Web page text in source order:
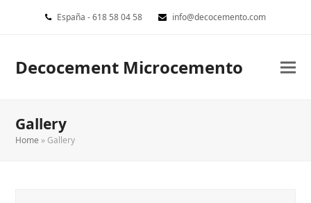
España - 618 58 04 58 info@decocemento.com
Decocement Microcemento
Gallery
Home » Gallery